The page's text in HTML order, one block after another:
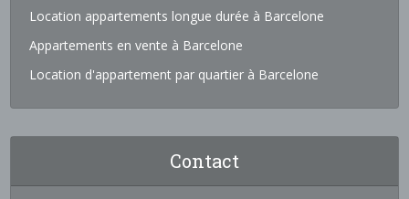
Location appartements longue durée à Barcelone
Appartements en vente à Barcelone
Location d'appartement par quartier à Barcelone
Contact